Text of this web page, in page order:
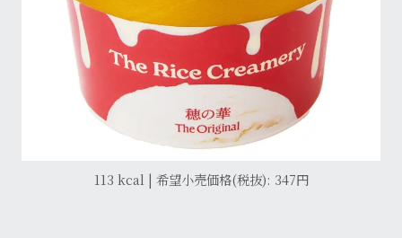
113 kcal | 希望小売価格(税抜): 347円